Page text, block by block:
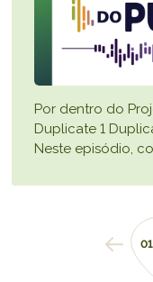
Por dentro do
Duplicate 1
Neste episódio,
01